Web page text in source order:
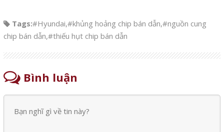
Tags:#Hyundai,#khủng hoảng chip bán dẫn,#nguồn cung
chip bán dẫn,#thiếu hụt chip bán dẫn
Bình luận